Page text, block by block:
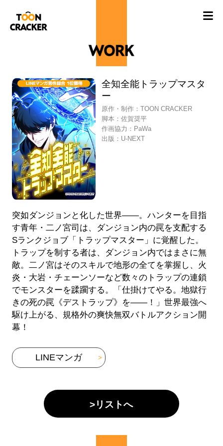
全知全能トラップマスタ
ー
原作・制作：TOON CRACKER
脚本：佐賀奨平
作画協力：PaWa
出版：U-NEXT
突如ダンジョンと化した世界――。ハンターを目指
す青年・二ノ宮司は、ダンジョン内の罠を支配する
Sランクジョブ「トラップマスター」に覚醒した。
トラップを制する者は、ダンジョン内ではまさに無
敵。二ノ宮はそのスキルで地形の全てを掌握し、火
炎・大岩・チェーンソーなど数々のトラップの連鎖
でモンスターを蹂躙する。「仕掛けてやる。地獄行
きの死の罠《デストラップ》を――！」世界最強へ
駆け上がる、規格外の爽快無双バトルアクション開
幕！
LINEマンガ
>リストへ